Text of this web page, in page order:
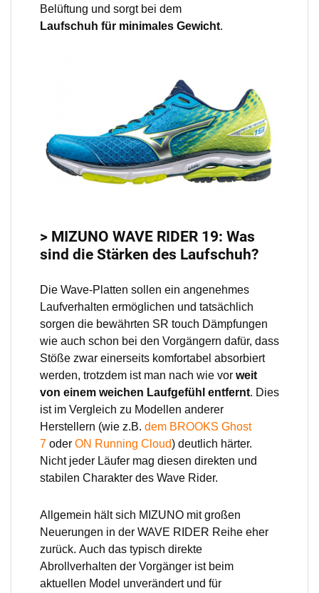
Belüftung und sorgt bei dem
Laufschuh für minimales Gewicht.
> MIZUNO WAVE RIDER 19: Was
sind die Stärken des Laufschuh?
Die Wave-Platten sollen ein angenehmes
Laufverhalten ermöglichen und tatsächlich
sorgen die bewährten SR touch Dämpfungen
wie auch schon bei den Vorgängern dafür, dass
Stöße zwar einerseits komfortabel absorbiert
werden, trotzdem ist man nach wie vor weit
von einem weichen Laufgefühl entfernt. Dies
ist im Vergleich zu Modellen anderer
Herstellern (wie z.B. dem BROOKS Ghost
7 oder ON Running Cloud) deutlich härter.
Nicht jeder Läufer mag diesen direkten und
stabilen Charakter des Wave Rider.
Allgemein hält sich MIZUNO mit großen
Neuerungen in der WAVE RIDER Reihe eher
zurück. Auch das typisch direkte
Abrollverhalten der Vorgänger ist beim
aktuellen Model unverändert und für